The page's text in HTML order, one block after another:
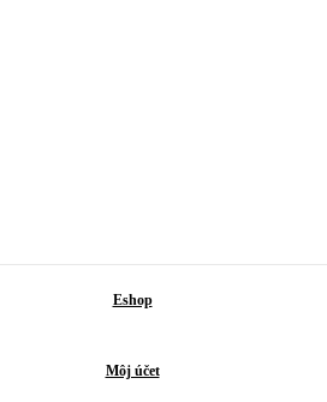
Eshop
Môj účet